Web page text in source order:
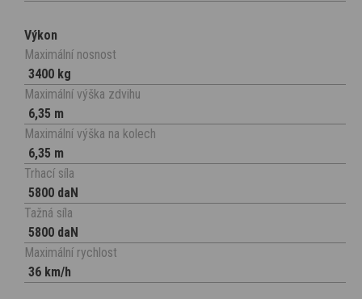
Výkon
Maximální nosnost
3400 kg
Maximální výška zdvihu
6,35 m
Maximální výška na kolech
6,35 m
Trhací síla
5800 daN
Tažná síla
5800 daN
Maximální rychlost
36 km/h